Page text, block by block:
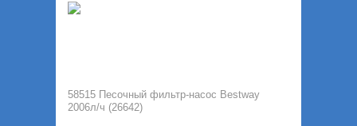
58515 Песочный фильтр-насос Bestway
2006л/ч (26642)